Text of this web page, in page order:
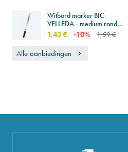
Witbord marker BIC
VELLEDA - medium ronde
punt - 1741 - stuk
1,43 € -10% 1,59 €
Alle aanbiedingen